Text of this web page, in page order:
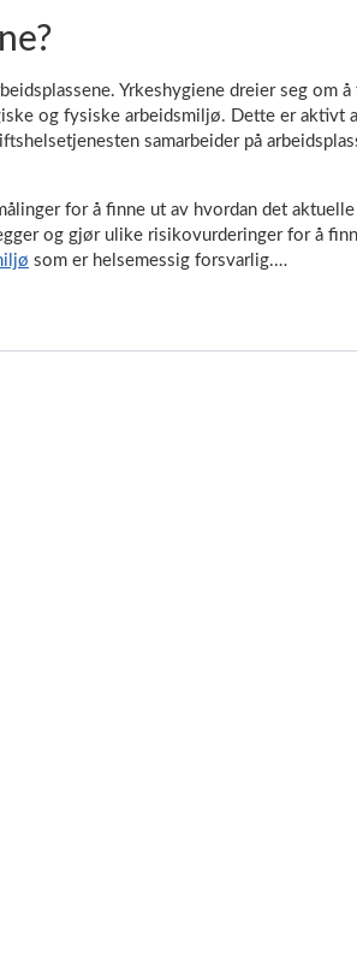
Yrkeshygiene dreier seg om
og fysiske arbeidsmiljø. Dette er aktivt
samarbeider på
for å finne ut av hvordan det
og gjør ulike risikovurderinger for å
som er helsemessig forsvarlig.…